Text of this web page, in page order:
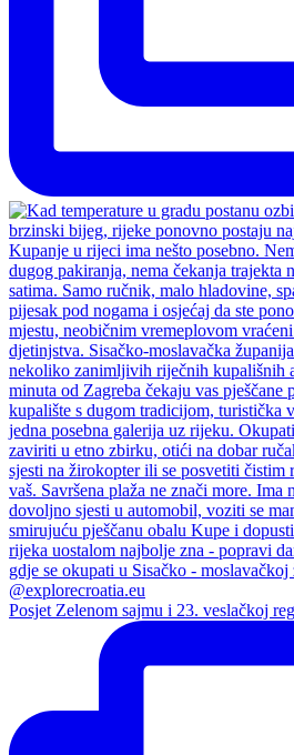
Posjet Zelenom sajmu i 23. veslačkoj